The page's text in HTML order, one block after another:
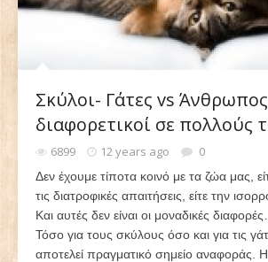
Σκύλοι- Γάτες vs
διαφορετικοί σε πολλούς
6899 12 years ago 0
Δεν έχουμε τίποτα κοινό με τα ζώα μας,
τις διατροφικές απαιτήσεις, είτε την
Και αυτές δεν είναι οι μοναδικές
Τόσο για τους σκύλους όσο και για τις
αποτελεί πραγματικό σημείο αναφοράς.